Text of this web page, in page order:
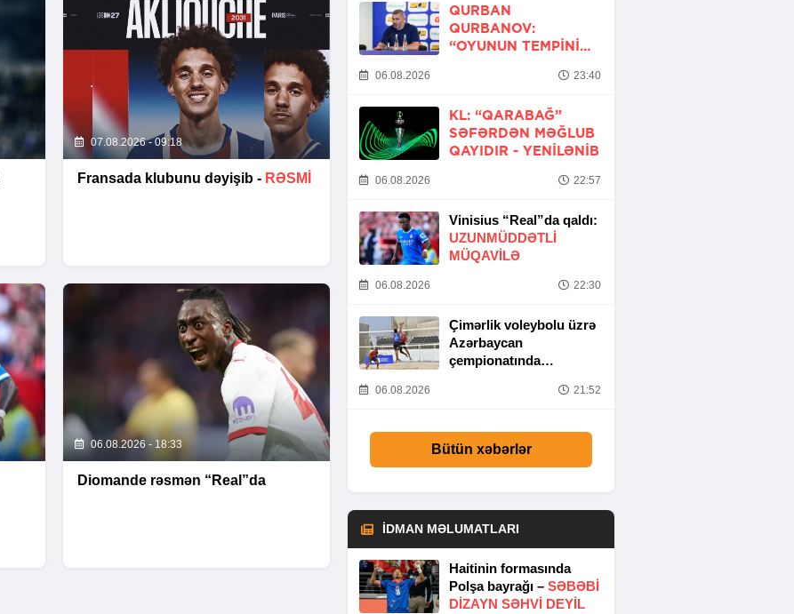
07.08.2026 - 09:18
Fransada klubunu dəyişib - RƏSMİ
06.08.2026 - 18:33
Diomande rəsmən “Real”da
QURBAN
QURBANOV:
“OYUNUN TEMPINI
06.08.2026 23:40
KL: “QARABAĞ”
SƏFƏRDƏN MƏĞLUB
QAYIDIR - YENİLƏNİB
06.08.2026 22:57
Vinisius “Real”da qaldı:
UZUNMÜDDƏTLİ
MÜQAVİLƏ
06.08.2026 22:30
Çimərlik voleybolu üzrə
Azərbaycan
çempionatında
06.08.2026 21:52
Bütün xəbərlər
İDMAN MƏLUMATLARI
Haitinin formasında
Polşa bayrağı – SƏBƏBI
DIZAYN SƏHVI DEYIL